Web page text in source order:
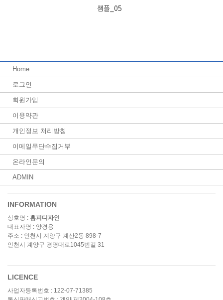
샘플_05
Home
로그인
회원가입
이용약관
개인정보 처리방침
이메일무단수집거부
온라인문의
ADMIN
INFORMATION
상호명 : 홈피디자인
대표자명 : 양경용
주소 : 인천시 계양구 계산2동 898-7
인천시 계양구 경명대로1045번길 31
LICENCE
사업자등록번호 : 122-07-71385